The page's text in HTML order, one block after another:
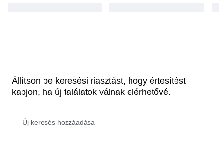
Állítson be keresési riasztást, hogy értesítést
kapjon, ha új találatok válnak elérhetővé.